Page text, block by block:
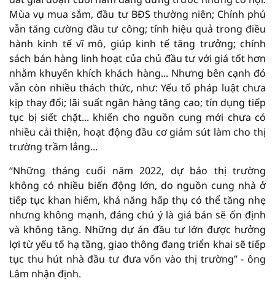
Mùa vụ mua sắm, đầu tư BĐS thường niên; Chính phủ
vẫn tăng cường đầu tư công; tính hiệu quả trong điều
hành kinh tế vĩ mô, giúp kinh tế tăng trưởng; chính
sách bán hàng linh hoạt của chủ đầu tư với giá tốt hơn
nhằm khuyến khích khách hàng... Nhưng bên cạnh đó
vẫn còn nhiều thách thức, như: Yếu tố pháp luật chưa
kịp thay đổi; lãi suất ngân hàng tăng cao; tín dụng tiếp
tục bị siết chặt... khiến cho nguồn cung mới chưa có
nhiều cải thiện, hoạt động đầu cơ giảm sút làm cho thị
trường trầm lắng...
“Những tháng cuối năm 2022, dự báo thị trường
không có nhiều biến động lớn, do nguồn cung nhà ở
tiếp tục khan hiếm, khả năng hấp thụ có thể tăng nhẹ
nhưng không mạnh, đáng chú ý là giá bán sẽ ổn định
và không tăng. Những dự án đầu tư lớn được hưởng
lợi từ yếu tố hạ tầng, giao thông đang triển khai sẽ tiếp
tục thu hút nhà đầu tư đưa vốn vào thị trường” - ông
Lâm nhận định.